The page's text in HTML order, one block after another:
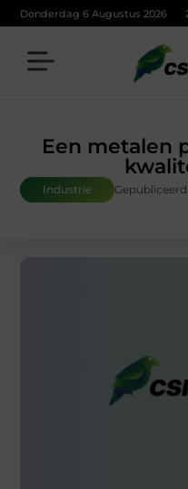
Donderdag 6 Augustus 2026
Een metalen
Industrie